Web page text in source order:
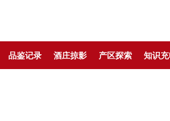
品鉴记录 酒庄掠影 产区探索 知识